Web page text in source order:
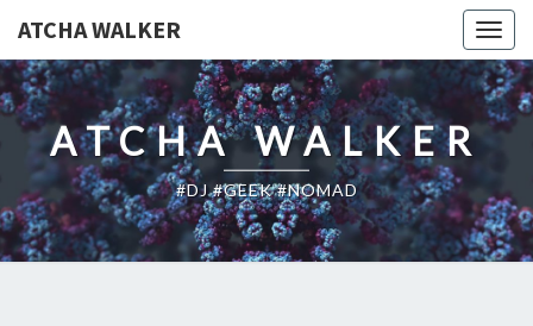
ATCHA WALKER
ATCHA WALKER
#DJ #GEEK #NOMAD